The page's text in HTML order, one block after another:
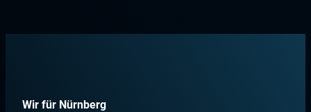
Wir für Nürnberg